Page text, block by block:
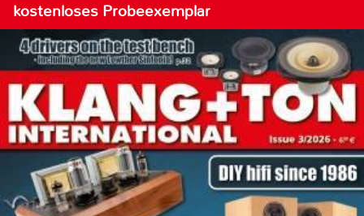
kostenloses Probeexemplar